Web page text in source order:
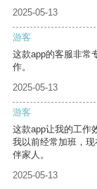
2025-05-13
游客
这款app的客服非常
作。
2025-05-13
游客
这款app让我的工作
我以前经常加班，
伴家人。
2025-05-13